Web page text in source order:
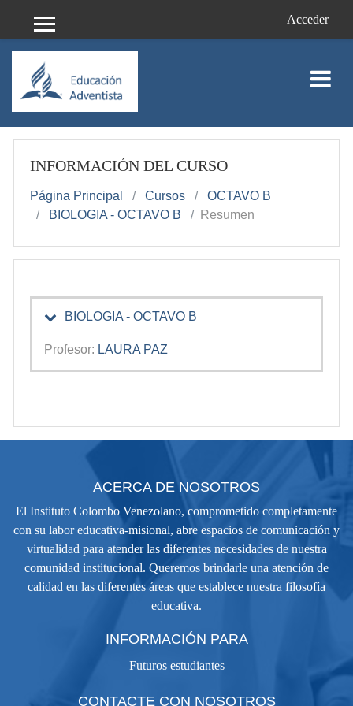
Panel lateral
Acceder
INFORMACIÓN DEL CURSO
Página Principal Cursos
OCTAVO B
BIOLOGIA - OCTAVO B
Resumen
BIOLOGIA - OCTAVO B
Profesor: LAURA PAZ
ACERCA DE NOSOTROS
El Instituto Colombo Venezolano, comprometido completamente
con su labor educativa-misional, abre espacios de comunicación y
virtualidad para atender las diferentes necesidades de nuestra
comunidad institucional. Queremos brindarle una atención de
calidad en las diferentes áreas que establece nuestra filosofía
educativa.
INFORMACIÓN PARA
Futuros estudiantes
CONTACTE CON NOSOTROS